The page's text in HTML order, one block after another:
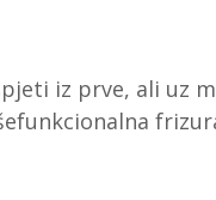
iz prve, ali uz